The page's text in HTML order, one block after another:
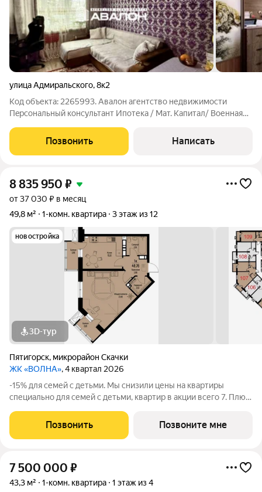
улица Адмиральского,8к2
Код объекта: 2265993. Aвaлон aгентство недвижимости
Пeрcонaльный консультант Ипотекa / Maт. Kaпитaл/ Bоенная
"Вершина Плаза" - Второй комфортный этаж; - Выполнен
ремонт: напольное покрытие ламинат,
Позвонить Написать
8 835 950 ₽
от 37 030 ₽ в месяц
49,8 м²
1-комн. квартира 3 этаж из 12
новостройка
3D-тур
Пятигорск, микрорайон Скачки
ЖК «ВОЛНА», 4 квартал 2026
-15% для семей с детьми. Мы снизили цены на квартиры
специально для семей с детьми, квартир в акции всего 7. Плюс
счастливые семьи купят у нас квартиры по невероятной для
нашей «Волны» цене.
Позвонить Позвоните мне
7 500 000 ₽
43,3 м² 1-комн. квартира 1 этаж из 4